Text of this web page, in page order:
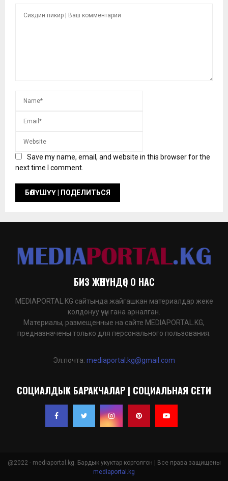
Save my name, email, and website in this browser for the
next time I comment.
БИЗ ЖӨНҮНДӨ | О НАС
MEDIAPORTAL.KG сайтында жайгашкан материалдар жеке
колдонуу үчүн гана арналган.
Материалы, размещенные на сайте MEDIAPORTAL.KG,
предназначены только для персонального пользования.
Эл.почта: mediaportal.kg@gmail.com
СОЦИАЛДЫК БАРАКЧАЛАР | СОЦИАЛЬНАЯ СЕТИ
@2022 - mediaportal.kg. Бардык укуктар корголгон | Все права защищены
mediaportal.kg